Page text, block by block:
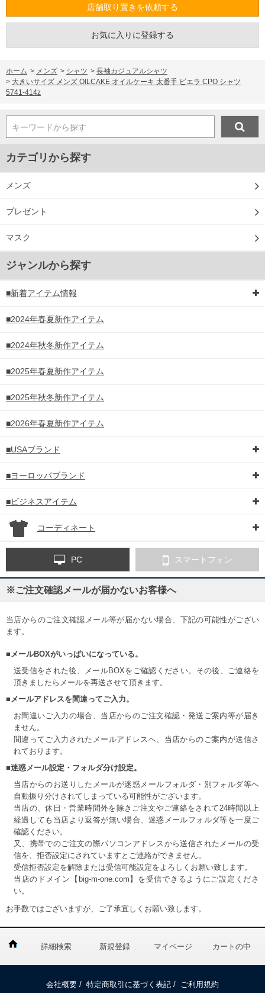
店舗取り置きを依頼する
お気に入りに登録する
ホーム > メンズ > シャツ > 長袖カジュアルシャツ
> 大きいサイズ メンズ OILCAKE オイルケーキ 太番手 ビエラ CPO シャツ
5741-414z
キーワードから探す
カテゴリから探す
メンズ
プレゼント
マスク
ジャンルから探す
■新着アイテム情報
■2024年春夏新作アイテム
■2024年秋冬新作アイテム
■2025年春夏新作アイテム
■2025年秋冬新作アイテム
■2026年春夏新作アイテム
■USAブランド
■ヨーロッパブランド
■ビジネスアイテム
コーディネート
PC スマートフォン
※ご注文確認メールが届かないお客様へ
当店からのご注文確認メール等が届かない場合、下記の可能性がござい
ます。
■メールBOXがいっぱいになっている。
送受信をされた後、メールBOXをご確認ください。その後、ご連絡を
頂きましたらメールを再送させて頂きます。
■メールアドレスを間違ってご入力。
お間違いご入力の場合、当店からのご注文確認・発送ご案内等が届き
ません。
間違ってご入力されたメールアドレスへ、当店からのご案内が送信さ
れております。
■迷惑メール設定・フォルダ分け設定。
当店からのお送りしたメールが迷惑メールフォルダ・別フォルダ等へ
自動振り分けされてしまっている可能性がございます。
当店の、休日・営業時間外を除きご注文やご連絡をされて24時間以上
経過しても当店より返答が無い場合、迷惑メールフォルダ等を一度ご
確認ください。
又、携帯でのご注文の際パソコンアドレスから送信されたメールの受
信を、拒否設定にされていますとご連絡ができません。
受信拒否設定を解除または受信可能設定をよろしくお願い致します。
当店のドメイン【big-m-one.com】を受信できるようにご設定くださ
い。
お手数ではございますが、ご了承宜しくお願い致します。
詳細検索 新規登録 マイページ カートの中
会社概要 / 特定商取引に基づく表記 / ご利用規約